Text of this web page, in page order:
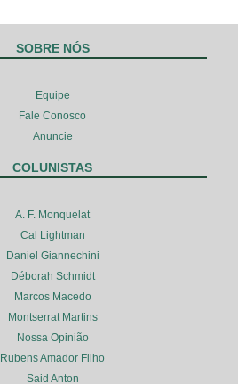
SOBRE NÓS
Equipe
Fale Conosco
Anuncie
COLUNISTAS
A. F. Monquelat
Cal Lightman
Daniel Giannechini
Déborah Schmidt
Marcos Macedo
Montserrat Martins
Nossa Opinião
Rubens Amador Filho
Said Anton